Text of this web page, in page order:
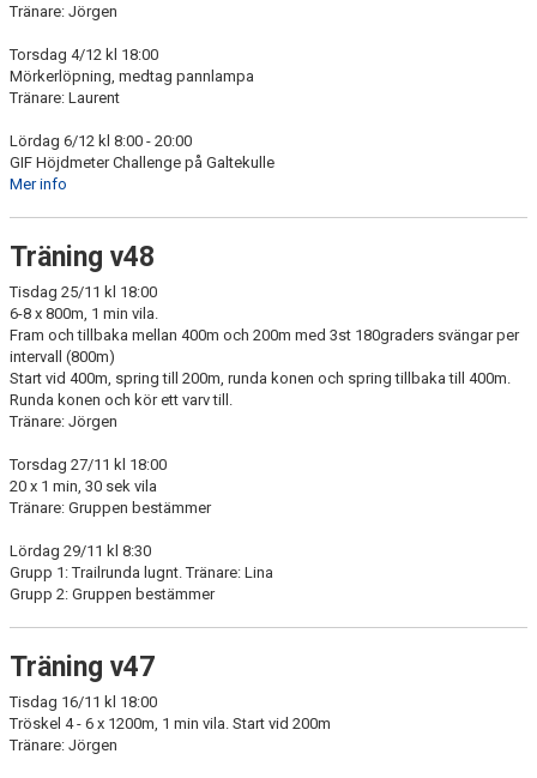
Tränare: Jörgen
Torsdag 4/12 kl 18:00
Mörkerlöpning, medtag pannlampa
Tränare: Laurent
Lördag 6/12 kl 8:00 - 20:00
GIF Höjdmeter Challenge på Galtekulle
Mer info
Träning v48
Tisdag 25/11 kl 18:00
6-8 x 800m, 1 min vila.
Fram och tillbaka mellan 400m och 200m med 3st 180graders svängar per
intervall (800m)
Start vid 400m, spring till 200m, runda konen och spring tillbaka till 400m.
Runda konen och kör ett varv till.
Tränare: Jörgen
Torsdag 27/11 kl 18:00
20 x 1 min, 30 sek vila
Tränare: Gruppen bestämmer
Lördag 29/11 kl 8:30
Grupp 1: Trailrunda lugnt. Tränare: Lina
Grupp 2: Gruppen bestämmer
Träning v47
Tisdag 16/11 kl 18:00
Tröskel 4 - 6 x 1200m, 1 min vila. Start vid 200m
Tränare: Jörgen